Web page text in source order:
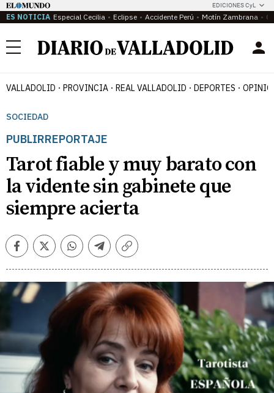
EDICIONES CyL
ES NOTICIA Especial Cecilia Eclipse Accidente Perú Motín Zambrana
Menú
VALLADOLID PROVINCIA REAL VALLADOLID DEPORTES
SOCIEDAD
PUBLIRREPORTAJE
Tarot fiable y muy barato con
la vidente sin gabinete que
siempre acierta
FacebookTwitterWhatsappTelegramCopiar